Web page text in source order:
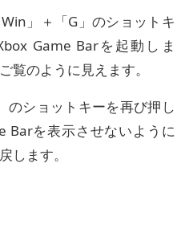
」＋「G」のショットキ
Game Barを起動しま
覧のように見えます。
のショットキーを再び押し
Barを表示させないように
します。